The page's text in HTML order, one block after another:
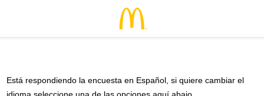
Está respondiendo la encuesta en Español, si quiere cambiar el